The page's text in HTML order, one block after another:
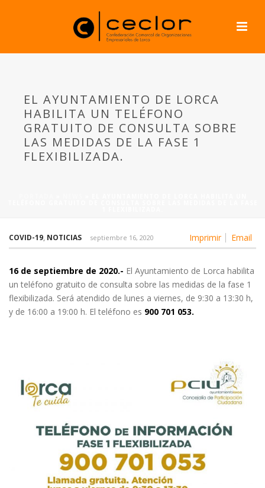
EL AYUNTAMIENTO DE LORCA
HABILITA UN TELÉFONO
GRATUITO DE CONSULTA SOBRE
LAS MEDIDAS DE LA FASE 1
FLEXIBILIZADA.
Imprimir Email
COVID-19, NOTICIAS septiembre 16, 2020
16 de septiembre de 2020.- El Ayuntamiento de Lorca habilita
un teléfono gratuito de consulta sobre las medidas de la fase 1
flexibilizada. Será atendido de lunes a viernes, de 9:30 a 13:30 h,
y de 16:00 a 19:00 h. El teléfono es 900 701 053.